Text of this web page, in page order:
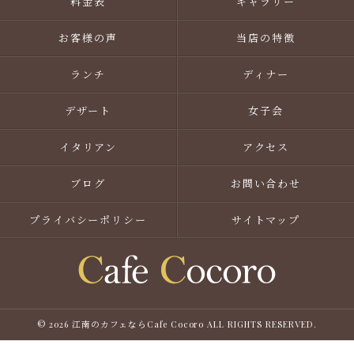
お客様の声 当店の特徴
ランチ ディナー
デザート 女子会
イタリアン アクセス
ブログ お問い合わせ
プライバシーポリシー サイトマップ
© 2026 江南のカフェならCafe Cocoro ALL RIGHTS RESERVED.